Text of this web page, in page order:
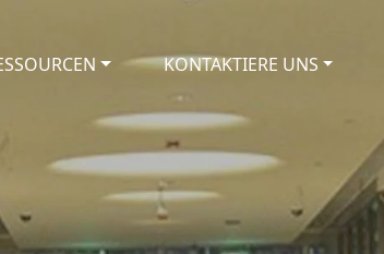
KONTAKTIERE UNS